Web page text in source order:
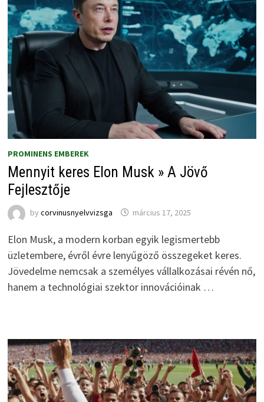
PROMINENS EMBEREK
Mennyit keres Elon Musk » A Jövő
Fejlesztője
by corvinusnyelvvizsga március 17, 2025
Elon Musk, a modern korban egyik legismertebb
üzletembere, évről évre lenyűgöző összegeket keres.
Jövedelme nemcsak a személyes vállalkozásai révén nő,
hanem a technológiai szektor innovációinak …